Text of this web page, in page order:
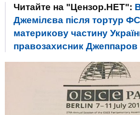
Читайте на "Цензор.НЕТ":
Джемілєва після тортур
материкову частину
правозахисник Джеппаров